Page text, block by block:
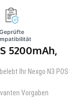
5200mAh,
Ihr Nexgo N3 POS
Vorgaben